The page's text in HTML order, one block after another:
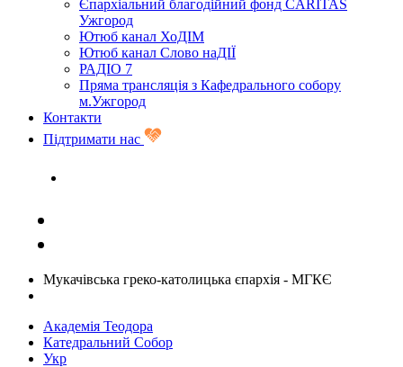
Єпархіальний благодійний фонд CARITAS
Ужгород
Ютюб канал ХоДІМ
Ютюб канал Слово наДІЇ
РАДІО 7
Пряма трансляція з Кафедрального собору
м.Ужгород
Контакти
Підтримати нас
Мукачівська греко-католицька єпархія - МГКЄ
Академія Теодора
Катедральний Собор
Укр